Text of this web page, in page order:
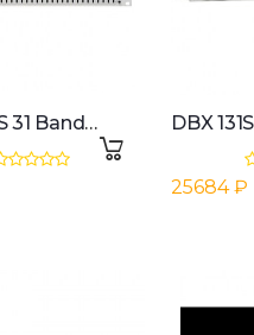
DBX 231S 31 Band Stereo Equalizer
25684 ₽